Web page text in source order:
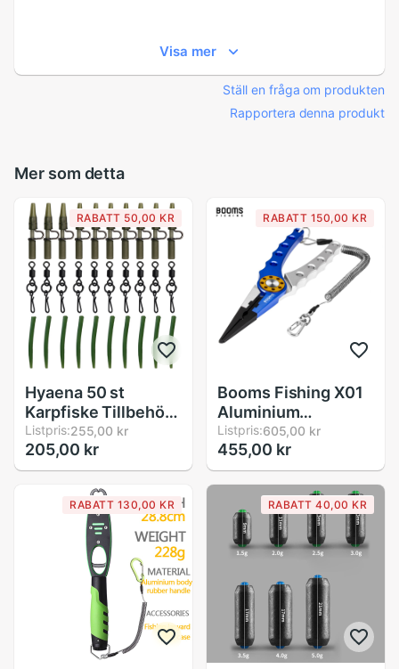
Visa mer
Ställ en fråga om produkten
Rapportera denna produkt
Mer som detta
RABATT 50,00 KR
Hyaena 50 st
Karpfiske Tillbehör -
Matt Svart Quick
Swivel Snap
Listpris:255,00 kr
205,00 kr
RABATT 150,00 KR
Booms Fishing X01
Aluminium
Fisketång - 20cm -
med Fodral och
Snöre
Listpris:605,00 kr
455,00 kr
RABATT 130,00 KR RABATT 40,00 KR